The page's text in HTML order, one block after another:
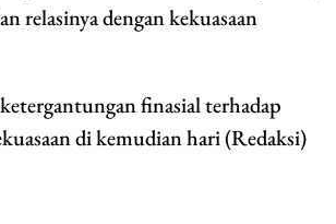
relasinya dengan kekuasaan
finasial terhadap
di kemudian hari (Redaksi)